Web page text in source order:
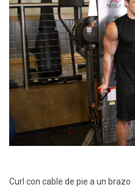
Curl con cable de pie a un brazo